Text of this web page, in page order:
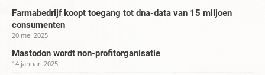
Farmabedrijf koopt toegang tot dna-data van 15 miljoen
consumenten
20 mei 2025
Mastodon wordt non-profitorganisatie
14 januari 2025